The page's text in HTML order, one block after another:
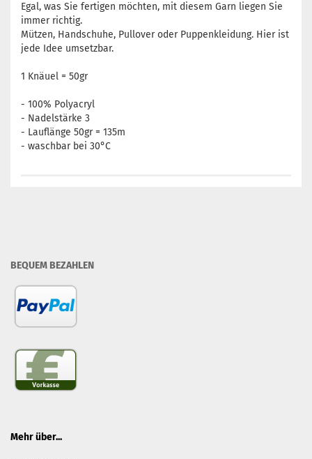
Egal, was Sie fertigen möchten, mit diesem Garn liegen Sie
immer richtig.
Mützen, Handschuhe, Pullover oder Puppenkleidung. Hier ist
jede Idee umsetzbar.
1 Knäuel = 50gr
- 100% Polyacryl
- Nadelstärke 3
- Lauflänge 50gr = 135m
- waschbar bei 30°C
BEQUEM BEZAHLEN
Mehr über...